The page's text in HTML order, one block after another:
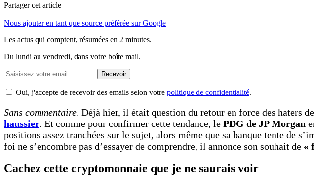
Partager cet article
Nous ajouter en tant que source préférée sur Google
Les actus qui comptent, résumées en 2 minutes.
Du lundi au vendredi, dans votre boîte mail.
Recevoir
Oui, j'accepte de recevoir des emails selon votre politique de confidentialité.
Sans commentaire. Déjà hier, il était question du retour en force des haters
haussier. Et comme pour confirmer cette tendance, le PDG de JP Morgan
positions assez tranchées sur le sujet, alors même que sa banque tente de
foi ne s’encombre pas d’essayer de comprendre, il annonce son souhait de «
Cachez cette cryptomonnaie que je ne saurais voir